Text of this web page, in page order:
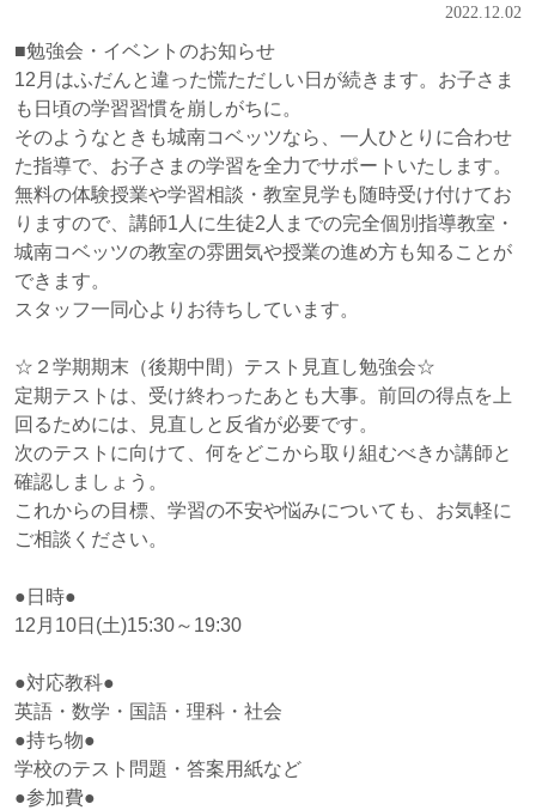
2022.12.02
■勉強会・イベントのお知らせ
12月はふだんと違った慌ただしい日が続きます。お子さま
も日頃の学習習慣を崩しがちに。
そのようなときも城南コベッツなら、一人ひとりに合わせ
た指導で、お子さまの学習を全力でサポートいたします。
無料の体験授業や学習相談・教室見学も随時受け付けてお
りますので、講師1人に生徒2人までの完全個別指導教室・
城南コベッツの教室の雰囲気や授業の進め方も知ることが
できます。
スタッフ一同心よりお待ちしています。
☆２学期期末（後期中間）テスト見直し勉強会☆
定期テストは、受け終わったあとも大事。前回の得点を上
回るためには、見直しと反省が必要です。
次のテストに向けて、何をどこから取り組むべきか講師と
確認しましょう。
これからの目標、学習の不安や悩みについても、お気軽に
ご相談ください。
●日時●
12月10日(土)15:30～19:30
●対応教科●
英語・数学・国語・理科・社会
●持ち物●
学校のテスト問題・答案用紙など
●参加費●